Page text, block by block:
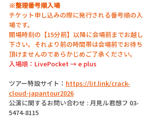
※整理番号順入場
チケット申し込みの際に発行される番号順の入
場です。
開場時刻の【15分前】以降に会場前までお越し
下さい。それより前の時間帯は会場前でお待ち
頂けませんのであらかじめご了承ください。
入場順：LivePocket → e plus
ツアー特設サイト： https://lit.link/crack-
cloud-japantour2026
公演に関するお問い合わせ : 月見ル君想フ 03-
5474-8115